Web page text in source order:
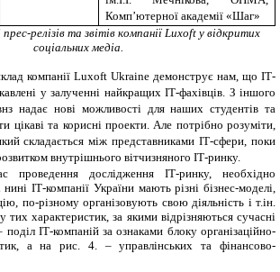
Комп’ютерної академії «Шаг»
релізів та звітів компанії Luxoft у відкритих
соціальних медіа.
компанії LuxoftUkraine демонструє нам, що ІТ-
у залученні найкращих ІТ-фахівців. З іншого
надає нові можливості для наших студентів та
цікаві та корисні проекти. Але потрібно розуміти,
складається між представниками ІТ-сфери, поки
внутрішнього вітчизняного ІТ-ринку.
проведення дослідження ІТ-ринку, необхідно
ІТ-компанії України мають різні бізнес-моделі,
по-різному організовують свою діяльність і т.ін.
характеристик, за якими відрізняються сучасні
ІТ-компаній за ознаками блоку організаційно-
а на рис. 4. – управлінських та фінансово-